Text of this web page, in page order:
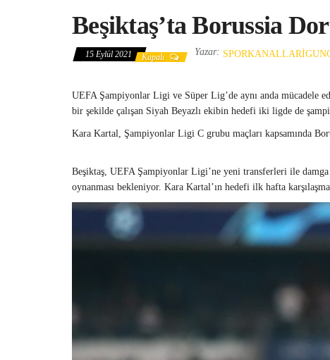
Beşiktaş’ta Borussia
15 Eylül 2021 Kapalı Yazar:
UEFA Şampiyonlar Ligi ve Süper Lig’de aynı anda mücadele
bir şekilde çalışan Siyah Beyazlı ekibin hedefi iki ligde de
Kara Kartal, Şampiyonlar Ligi C grubu maçları kapsamında
Beşiktaş, UEFA Şampiyonlar Ligi’ne yeni transferleri ile
oynanması bekleniyor. Kara Kartal’ın hedefi ilk hafta